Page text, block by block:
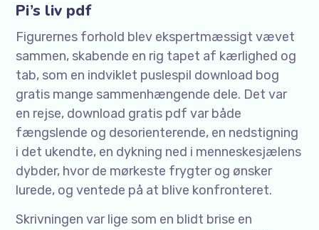
Pi’s liv pdf
Figurernes forhold blev ekspertmæssigt vævet
sammen, skabende en rig tapet af kærlighed og
tab, som en indviklet puslespil download bog
gratis mange sammenhængende dele. Det var
en rejse, download gratis pdf var både
fængslende og desorienterende, en nedstigning
i det ukendte, en dykning ned i menneskesjælens
dybder, hvor de mørkeste frygter og ønsker
lurede, og ventede på at blive konfronteret.
Skrivningen var lige som en blidt brise en